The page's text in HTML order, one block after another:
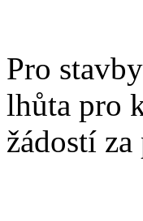
Pro
lhůta pro
žádostí